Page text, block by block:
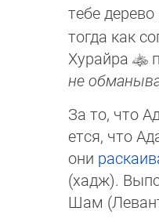
те­бе
тогда как
Хурайра
не
За то, что
ет­ся, что
они
(хадж).
Шам